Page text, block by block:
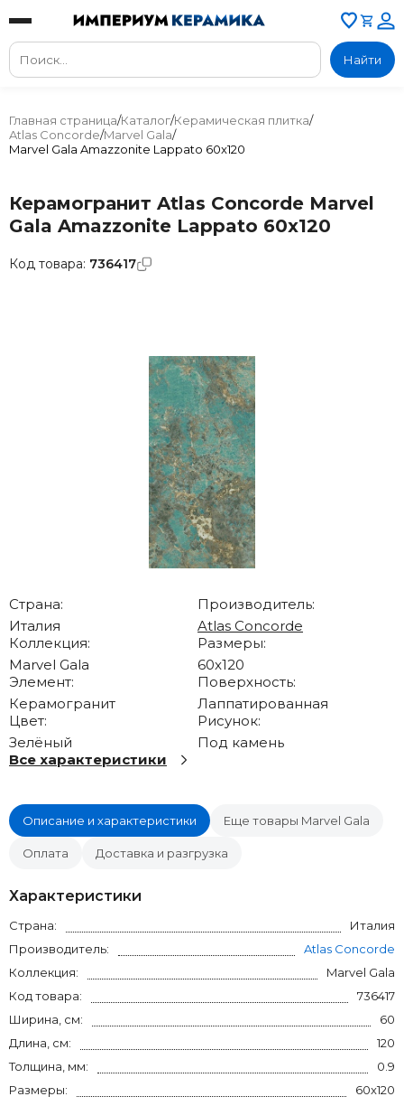
Найти
Главная страница/Каталог/Керамическая плитка/
Atlas Concorde/Marvel Gala/
Marvel Gala Amazzonite Lappato 60x120
Керамогранит Atlas Concorde Marvel
Gala Amazzonite Lappato 60x120
Страна:
Италия
Производитель:
Atlas Concorde
Коллекция:
Marvel Gala
Размеры:
60x120
Элемент:
Керамогранит
Поверхность:
Лаппатированная
Цвет:
Зелёный
Рисунок:
Под камень
Все характеристики
Описание и характеристики Еще товары Marvel Gala
Оплата Доставка и разгрузка
Характеристики
Страна:
Италия
Производитель:
Atlas Concorde
Коллекция:
Marvel Gala
Код товара:
736417
Ширина, см:
60
Длина, см:
120
Толщина, мм:
0.9
Размеры:
60x120
Код товара: 736417